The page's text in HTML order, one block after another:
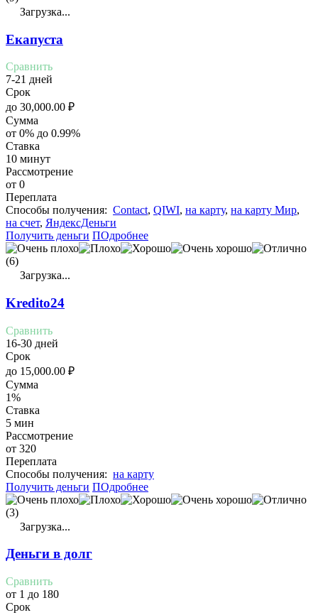
Загрузка...
Екапуста
Сравнить
7-21 дней
Срок
до 30,000.00 ₽
Сумма
от 0% до 0.99%
Ставка
10 минут
Рассмотрение
от 0
Переплата
Cпособы получения: Contact, QIWI, на карту, на карту Мир,
на счет, ЯндексДеньги
Получить деньги ПОдробнее
(6)
Загрузка...
Kredito24
Сравнить
16-30 дней
Срок
до 15,000.00 ₽
Сумма
1%
Ставка
5 мин
Рассмотрение
от 320
Переплата
Cпособы получения: на карту
Получить деньги ПОдробнее
(3)
Загрузка...
Деньги в долг
Сравнить
от 1 до 180
Срок